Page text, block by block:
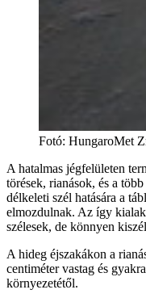
Fotó: HungaroMet
A hatalmas jégfelületen
törések, rianások, és a
délkeleti szél hatására a
elmozdulnak. Az így
szélesek, de könnyen
A hideg éjszakákon a
centiméter vastag és
környezetétől.